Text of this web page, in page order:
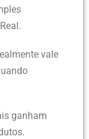
vale
ganham